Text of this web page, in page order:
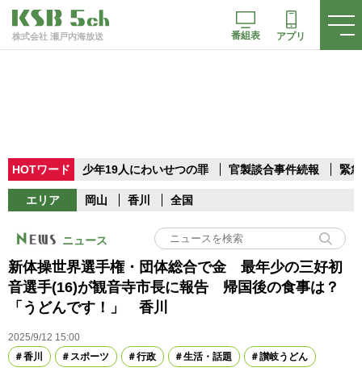
株式会社 瀬戸内海放送 番組表 アプリ
HOTワード 少年19人にわいせつの罪 官製談合事件続報 緊
エリア 岡山 香川 全国
ニュース
新体操世界選手権・団体総合で金 最年少の三好初
音選手(16)が観音寺市長に報告 帰国後の食事は？
「うどんです！」 香川
2025/9/12 15:00
香川
スポーツ 行政 生活・話題 讃岐うどん